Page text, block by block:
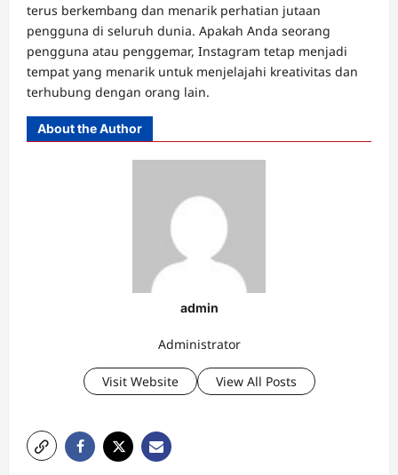
terus berkembang dan menarik perhatian jutaan
pengguna di seluruh dunia. Apakah Anda seorang
pengguna atau penggemar, Instagram tetap menjadi
tempat yang menarik untuk menjelajahi kreativitas dan
terhubung dengan orang lain.
About the Author
admin
Administrator
Visit Website View All Posts